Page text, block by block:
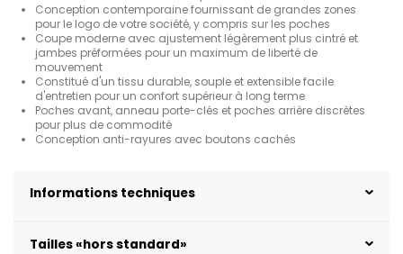
Conception contemporaine fournissant de grandes zones
pour le logo de votre société, y compris sur les poches
Coupe moderne avec ajustement légèrement plus cintré et
jambes préformées pour un maximum de liberté de
mouvement
Constitué d'un tissu durable, souple et extensible facile
d'entretien pour un confort supérieur à long terme
Poches avant, anneau porte-clés et poches arrière discrètes
pour plus de commodité
Conception anti-rayures avec boutons cachés
Informations techniques
Tailles «hors standard»